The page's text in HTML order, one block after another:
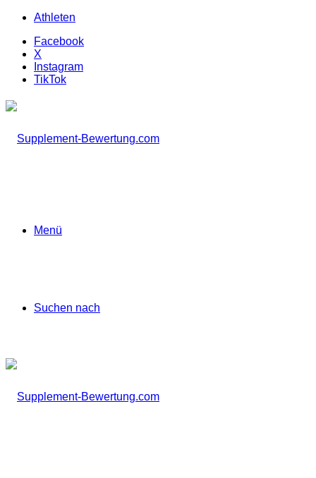
Athleten
Facebook
X
Instagram
TikTok
Menü
Suchen nach